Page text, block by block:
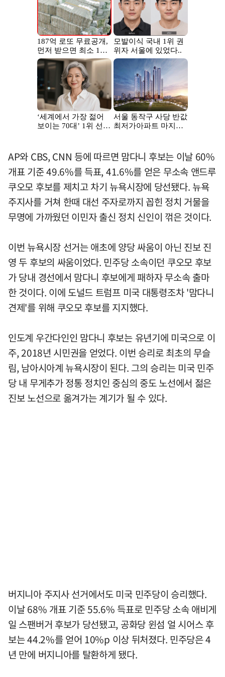
AP와 CBS, CNN 등에 따르면 맘다니 후보는 이날 60%
개표 기준 49.6%를 득표, 41.6%를 얻은 무소속 앤드루
쿠오모 후보를 제치고 차기 뉴욕시장에 당선됐다. 뉴욕
주지사를 거쳐 한때 대선 주자로까지 꼽힌 정치 거물을
무명에 가까웠던 이민자 출신 정치 신인이 꺾은 것이다.
이번 뉴욕시장 선거는 애초에 양당 싸움이 아닌 진보 진
영 두 후보의 싸움이었다. 민주당 소속이던 쿠오모 후보
가 당내 경선에서 맘다니 후보에게 패하자 무소속 출마
한 것이다. 이에 도널드 트럼프 미국 대통령조차 '맘다니
견제'를 위해 쿠오모 후보를 지지했다.
인도계 우간다인인 맘다니 후보는 유년기에 미국으로 이
주, 2018년 시민권을 얻었다. 이번 승리로 최초의 무슬
림, 남아시아계 뉴욕시장이 된다. 그의 승리는 미국 민주
당 내 무게추가 정통 정치인 중심의 중도 노선에서 젊은
진보 노선으로 옮겨가는 계기가 될 수 있다.
버지니아 주지사 선거에서도 미국 민주당이 승리했다.
이날 68% 개표 기준 55.6% 득표로 민주당 소속 애비게
일 스팬버거 후보가 당선됐고, 공화당 윈섬 얼 시어스 후
보는 44.2%를 얻어 10%p 이상 뒤처졌다. 민주당은 4
년 만에 버지니아를 탈환하게 됐다.